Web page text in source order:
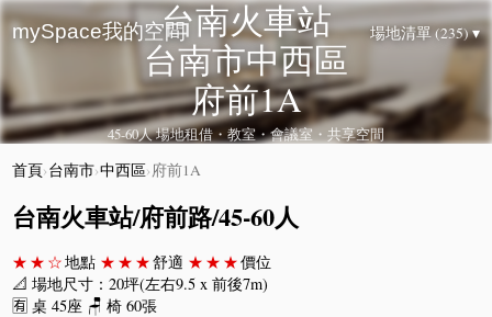
mySpace我的空間 場地清單 (235) ▾
台南火車站
台南市中西區
府前1A
45-60人 場地租借・教室・會議室・共享空間
首頁›台南市›中西區›府前1A
台南火車站/府前路/45-60人
★★☆地點 ★★★舒適 ★★★價位
📐 場地尺寸：20坪(左右9.5 x 前後7m)
🈶 桌 45座 🪑 椅 60張